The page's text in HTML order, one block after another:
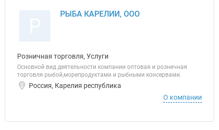
РЫБА КАРЕЛИИ, ООО
Розничная торговля, Услуги
Основной вид деятельности компании оптовая и розничная
торговля рыбой,морепродуктами и рыбными консервами.
Россия, Карелия республика
О компании